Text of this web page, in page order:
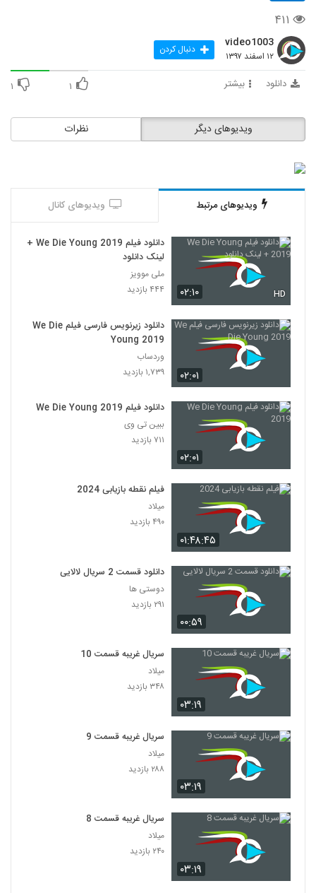
۴۱۱
video1003
۱۲ اسفند ۱۳۹۷ دنبال کردن
دانلود بیشتر ۱ ۱
نظرات ویدیوهای دیگر
ویدیوهای مرتبط ویدیوهای کانال
۰۲:۱۰ HD
دانلود فیلم We Die Young 2019 +
لینک دانلود
ملی موویز
۴۴۴ بازدید
۰۲:۰۱
دانلود زیرنویس فارسی فیلم We Die
Young 2019
وردساب
۱,۷۳۹ بازدید
۰۲:۰۱
دانلود فیلم We Die Young 2019
ببین تی وی
۷۱۱ بازدید
۰۱:۴۸:۴۵
فیلم نقطه بازیابی 2024
میلاد
۴۹۰ بازدید
۰۰:۵۹
دانلود قسمت 2 سریال لالایی
دوستی ها
۲۹۱ بازدید
۰۳:۱۹
سریال غریبه قسمت 10
میلاد
۳۴۸ بازدید
۰۳:۱۹
سریال غریبه قسمت 9
میلاد
۲۸۸ بازدید
۰۳:۱۹
سریال غریبه قسمت 8
میلاد
۲۴۰ بازدید